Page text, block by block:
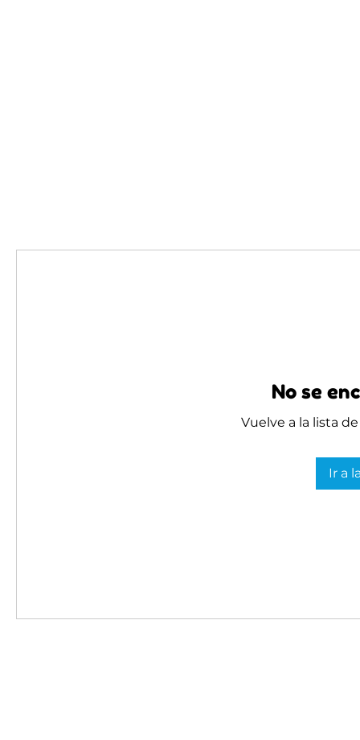
No se
Vuelve a la lista
Ir a